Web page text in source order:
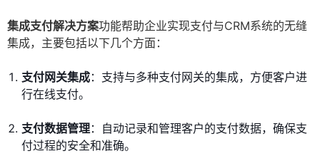
集成支付解决方案功能帮助企业实现支付与CRM系统的无缝
集成，主要包括以下几个方面：
支付网关集成：支持与多种支付网关的集成，方便客户进
行在线支付。
支付数据管理：自动记录和管理客户的支付数据，确保支
付过程的安全和准确。